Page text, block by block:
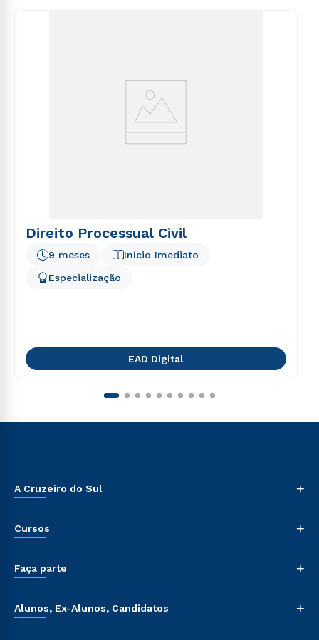
Direito Processual Civil
Início Imediato
9 meses
Especialização
EAD Digital
A Cruzeiro do Sul +
Cursos +
Faça parte +
Alunos, Ex-Alunos, Candidatos +